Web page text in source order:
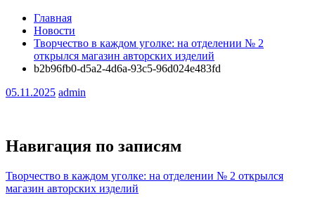
Главная
Новости
Творчество в каждом уголке: на отделении № 2
открылся магазин авторских изделий
b2b96fb0-d5a2-4d6a-93c5-96d024e483fd
05.11.2025 admin
Навигация по записям
Творчество в каждом уголке: на отделении № 2 открылся
магазин авторских изделий